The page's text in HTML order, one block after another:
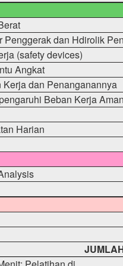
Penggerak dan Hdirolik
(safety devices)
Angkat
dan Penanganannya
Beban Kerja
Harian